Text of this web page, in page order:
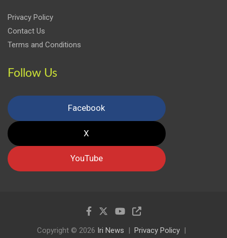
Privacy Policy
Contact Us
Terms and Conditions
Follow Us
Facebook
X
YouTube
Copyright © 2026 Iri News Privacy Policy